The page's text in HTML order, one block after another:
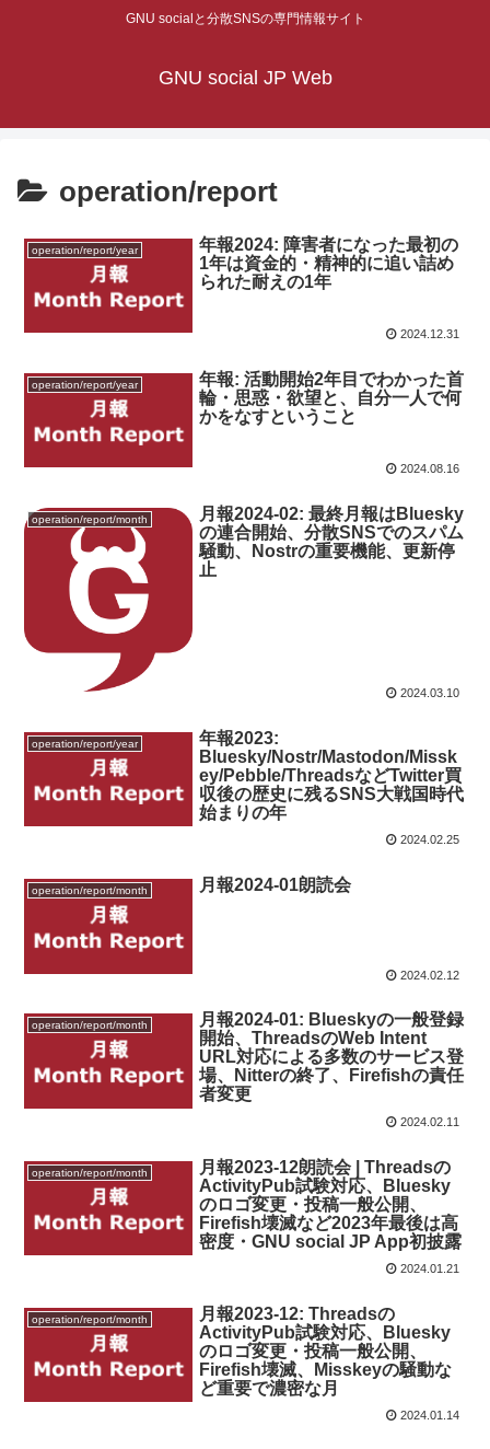
GNU socialと分散SNSの専門情報サイト
GNU social JP Web
operation/report
operation/report/year
年報2024: 障害者になった最初の
1年は資金的・精神的に追い詰め
られた耐えの1年
2024.12.31
operation/report/year
年報: 活動開始2年目でわかった首
輪・思惑・欲望と、自分一人で何
かをなすということ
2024.08.16
operation/report/month
月報2024-02: 最終月報はBluesky
の連合開始、分散SNSでのスパム
騒動、Nostrの重要機能、更新停
止
2024.03.10
operation/report/year
年報2023:
Bluesky/Nostr/Mastodon/Missk
ey/Pebble/ThreadsなどTwitter買
収後の歴史に残るSNS大戦国時代
始まりの年
2024.02.25
operation/report/month 月報2024-01朗読会
2024.02.12
operation/report/month
月報2024-01: Blueskyの一般登録
開始、ThreadsのWeb Intent
URL対応による多数のサービス登
場、Nitterの終了、Firefishの責任
者変更
2024.02.11
operation/report/month
月報2023-12朗読会 | Threadsの
ActivityPub試験対応、Bluesky
のロゴ変更・投稿一般公開、
Firefish壊滅など2023年最後は高
密度・GNU social JP App初披露
2024.01.21
operation/report/month
月報2023-12: Threadsの
ActivityPub試験対応、Bluesky
のロゴ変更・投稿一般公開、
Firefish壊滅、Misskeyの騒動な
ど重要で濃密な月
2024.01.14